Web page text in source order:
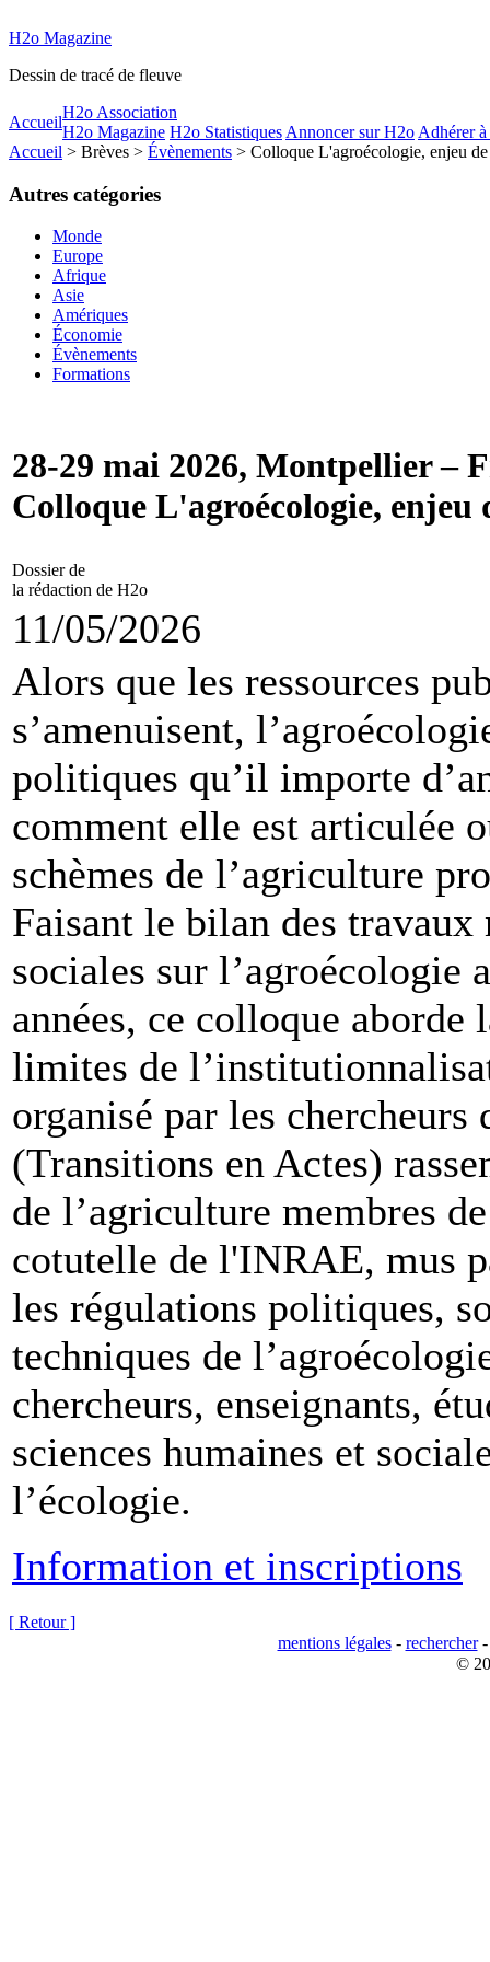
H2o Magazine
Dessin de tracé de fleuve
Accueil
H2o Association
H2o Magazine H2o Statistiques Annoncer sur H2o Adhérer
Accueil > Brèves > Évènements > Colloque L'agroécologie, enjeu
Autres catégories
Monde
Europe
Afrique
Asie
Amériques
Économie
Évènements
Formations
28-29 mai 2026, Montpellier –
Colloque L'agroécologie, enjeu
Dossier de
la rédaction de H2o
11/05/2026
Alors que les ressources
s’amenuisent,
politiques qu’il importe
comment elle est articulée
schèmes de l’agriculture
Faisant le bilan des travaux
sociales sur l’agroécologie
années, ce colloque aborde
limites de
organisé par les
(Transitions en Actes)
de l’agriculture membres
cotutelle de l'INRAE, mus
les régulations politiques,
techniques de
chercheurs, enseignants,
sciences humaines et
l’écologie.
Information et inscriptions
[ Retour ]
mentions légales- rechercher
©